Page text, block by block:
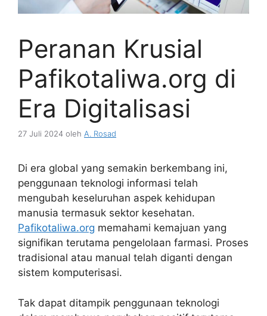
Peranan Krusial
Pafikotaliwa.org di
Era Digitalisasi
27 Juli 2024 oleh A. Rosad
Di era global yang semakin berkembang ini,
penggunaan teknologi informasi telah
mengubah keseluruhan aspek kehidupan
manusia termasuk sektor kesehatan.
Pafikotaliwa.org memahami kemajuan yang
signifikan terutama pengelolaan farmasi. Proses
tradisional atau manual telah diganti dengan
sistem komputerisasi.
Tak dapat ditampik penggunaan teknologi